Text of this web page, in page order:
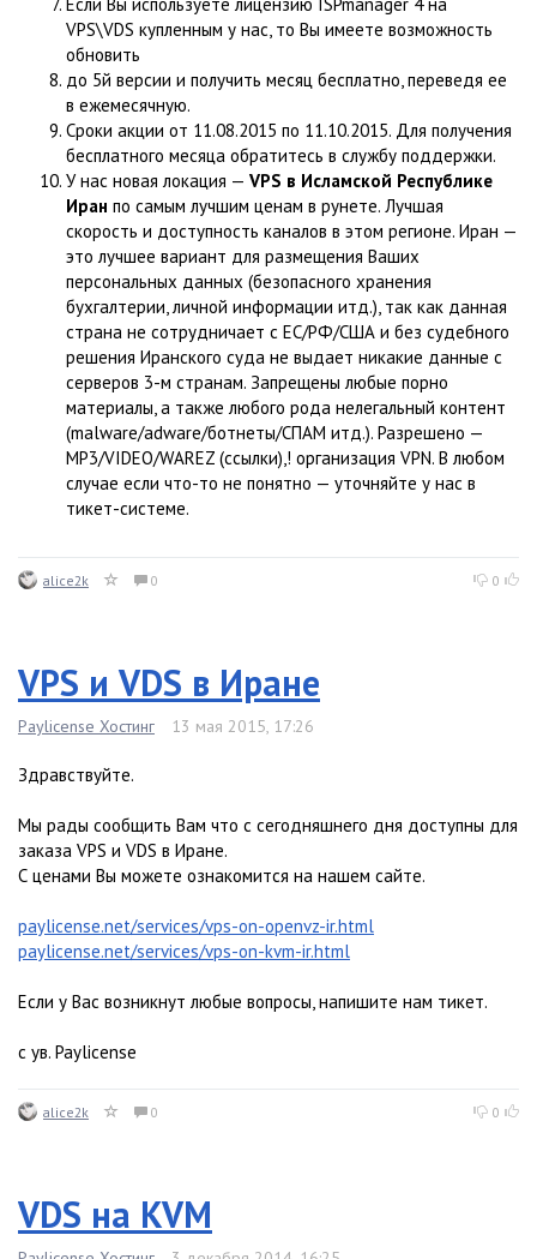
VPS\VDS купленным у нас, то Вы имеете возможность
обновить
до 5й версии и получить месяц бесплатно, переведя ее
в ежемесячную.
Сроки акции от 11.08.2015 по 11.10.2015. Для получения
бесплатного месяца обратитесь в службу поддержки.
У нас новая локация — VPS в Исламской Республике
Иран по самым лучшим ценам в рунете. Лучшая
скорость и доступность каналов в этом регионе. Иран —
это лучшее вариант для размещения Ваших
персональных данных (безопасного хранения
бухгалтерии, личной информации итд.), так как данная
страна не сотрудничает с ЕС/РФ/США и без судебного
решения Иранского суда не выдает никакие данные с
серверов 3-м странам. Запрещены любые порно
материалы, а также любого рода нелегальный контент
(malware/adware/ботнеты/СПАМ итд.). Разрешено —
MP3/VIDEO/WAREZ (ссылки),! организация VPN. В любом
случае если что-то не понятно — уточняйте у нас в
тикет-системе.
alice2k 0 0
VPS и VDS в Иране
Paylicense Хостинг 13 мая 2015, 17:26
Здравствуйте.
Мы рады сообщить Вам что с сегодняшнего дня доступны для
заказа VPS и VDS в Иране.
С ценами Вы можете ознакомится на нашем сайте.
paylicense.net/services/vps-on-openvz-ir.html
paylicense.net/services/vps-on-kvm-ir.html
Если у Вас возникнут любые вопросы, напишите нам тикет.
с ув. Paylicense
alice2k 0 0
VDS на KVM